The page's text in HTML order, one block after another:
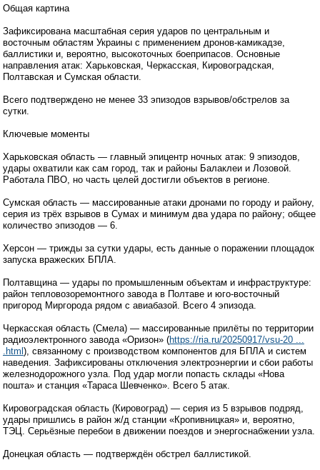
Общая картина
Зафиксирована масштабная серия ударов по центральным и
восточным областям Украины с применением дронов-камикадзе,
баллистики и, вероятно, высокоточных боеприпасов. Основные
направления атак: Харьковская, Черкасская, Кировоградская,
Полтавская и Сумская области.
Всего подтверждено не менее 33 эпизодов взрывов/обстрелов за
сутки.
Ключевые моменты
Харьковская область — главный эпицентр ночных атак: 9 эпизодов,
удары охватили как сам город, так и районы Балаклеи и Лозовой.
Работала ПВО, но часть целей достигли объектов в регионе.
Сумская область — массированные атаки дронами по городу и району,
серия из трёх взрывов в Сумах и минимум два удара по району; общее
количество эпизодов — 6.
Херсон — трижды за сутки удары, есть данные о поражении площадок
запуска вражеских БПЛА.
Полтавщина — удары по промышленным объектам и инфраструктуре:
район тепловозоремонтного завода в Полтаве и юго-восточный
пригород Миргорода рядом с авиабазой. Всего 4 эпизода.
Черкасская область (Смела) — массированные прилёты по территории
радиоэлектронного завода «Оризон» (https://ria.ru/20250917/vsu-20 ...
.html ), связанному с производством компонентов для БПЛА и систем
наведения. Зафиксированы отключения электроэнергии и сбои работы
железнодорожного узла. Под удар могли попасть склады «Нова
пошта» и станция «Тараса Шевченко». Всего 5 атак.
Кировоградская область (Кировоград) — серия из 5 взрывов подряд,
удары пришлись в район ж/д станции «Кропивницкая» и, вероятно,
ТЭЦ. Серьёзные перебои в движении поездов и энергоснабжении узла.
Донецкая область — подтверждён обстрел баллистикой.